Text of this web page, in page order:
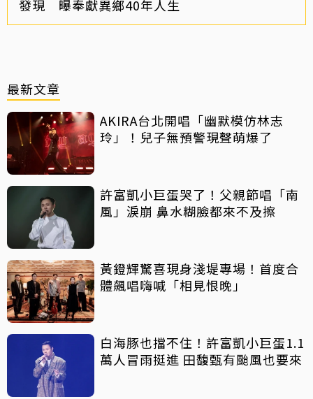
發現 曝奉獻異鄉40年人生
最新文章
AKIRA台北開唱「幽默模仿林志
玲」！兒子無預警現聲萌爆了
許富凱小巨蛋哭了！父親節唱「南
風」淚崩 鼻水糊臉都來不及擦
黃鐙輝驚喜現身淺堤專場！首度合
體飆唱嗨喊「相見恨晚」
白海豚也擋不住！許富凱小巨蛋1.1
萬人冒雨挺進 田馥甄有颱風也要來